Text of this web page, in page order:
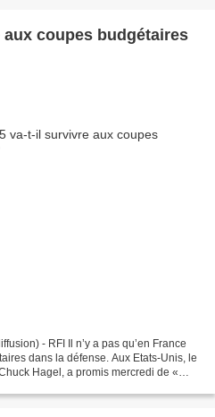
coupes budgétaires
- RFI Il n’y a pas qu’en France
dans la défense. Aux Etats-Unis, le
Hagel, a promis mercredi de «